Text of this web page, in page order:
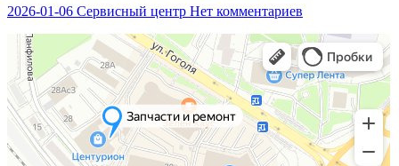
2026-01-06 Сервисный центр Нет комментариев